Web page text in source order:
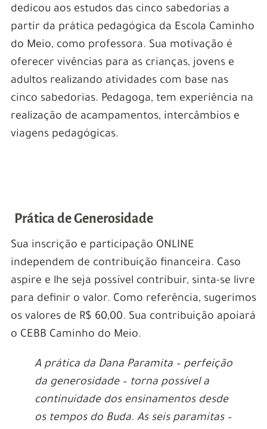
dedicou aos estudos das cinco sabedorias a
partir da prática pedagógica da Escola Caminho
do Meio, como professora. Sua motivação é
oferecer vivências para as crianças, jovens e
adultos realizando atividades com base nas
cinco sabedorias. Pedagoga, tem experiência na
realização de acampamentos, intercâmbios e
viagens pedagógicas.
Prática de Generosidade
Sua inscrição e participação ONLINE
independem de contribuição financeira. Caso
aspire e lhe seja possível contribuir, sinta-se livre
para definir o valor. Como referência, sugerimos
os valores de R$ 60,00. Sua contribuição apoiará
o CEBB Caminho do Meio.
A prática da Dana Paramita – perfeição
da generosidade – torna possível a
continuidade dos ensinamentos desde
os tempos do Buda. As seis paramitas –